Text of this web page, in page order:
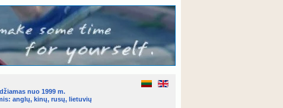
nuo 1999 m.
anglų, kinų, rusų, lietuvių